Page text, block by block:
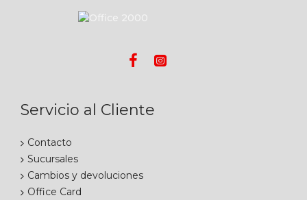
Servicio al Cliente
Contacto
Sucursales
Cambios y devoluciones
Office Card